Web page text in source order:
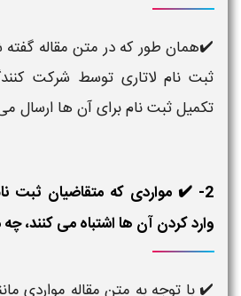
✔️همان طور که در متن مقاله
ثبت نام لاتاری توسط شرکت
تکمیل ثبت نام برای آن ها ارسال
وارد کردن آن ها اشتباه می کنند،
✔️ با توجه به متن مقاله مواردی